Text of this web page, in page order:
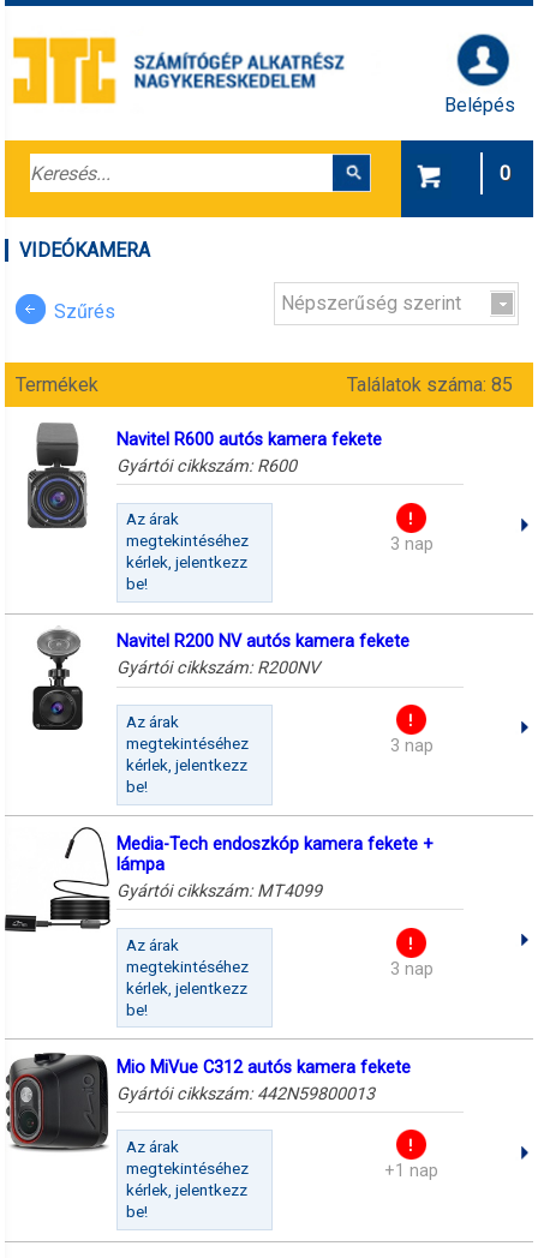
Belépés
0
VIDEÓKAMERA
Szűrés Népszerűség szerint
Termékek Találatok száma: 85
Navitel R600 autós kamera fekete
Gyártói cikkszám: R600
Az árak
megtekintéséhez
kérlek, jelentkezz
be!
3 nap
Navitel R200 NV autós kamera fekete
Gyártói cikkszám: R200NV
Az árak
megtekintéséhez
kérlek, jelentkezz
be!
3 nap
Media-Tech endoszkóp kamera fekete +
lámpa
Gyártói cikkszám: MT4099
Az árak
megtekintéséhez
kérlek, jelentkezz
be!
3 nap
Mio MiVue C312 autós kamera fekete
Gyártói cikkszám: 442N59800013
Az árak
megtekintéséhez
kérlek, jelentkezz
be!
+1 nap